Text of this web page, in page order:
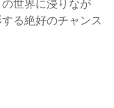
世界に浸りなが
る絶好のチャンス